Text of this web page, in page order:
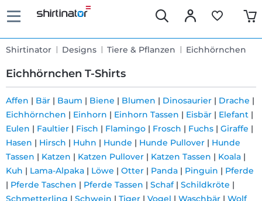
Shirtinator Designs Tiere & Pflanzen Eichhörnchen
Eichhörnchen T-Shirts
Schnelle
Lieferung
30 Tage
Affen | Bär | Baum | Biene | Blumen | Dinosaurier | Drache |
Eichhörnchen | Einhorn | Einhorn Tassen | Eisbär | Elefant |
Eulen | Faultier | Fisch | Flamingo | Frosch | Fuchs | Giraffe |
Hasen | Hirsch | Huhn | Hunde | Hunde Pullover | Hunde
Tassen | Katzen | Katzen Pullover | Katzen Tassen | Koala |
Kuh | Lama-Alpaka | Löwe | Otter | Panda | Pinguin | Pferde
| Pferde Taschen | Pferde Tassen | Schaf| Schildkröte |
Schmetterling | Schwein | Tiger | Vogel | Waschbär | Wolf